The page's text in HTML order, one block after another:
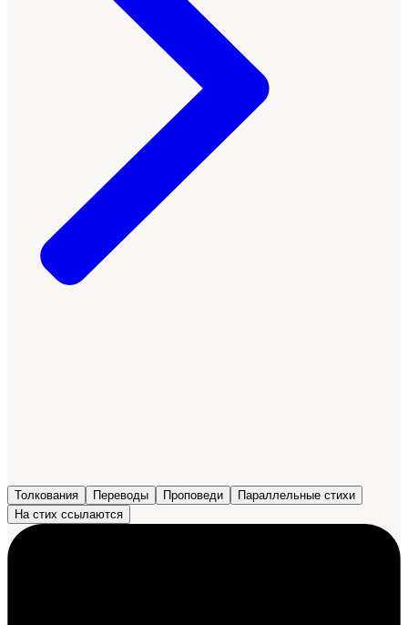
Толкования Переводы Проповеди
Параллельные стихи
На стих ссылаются